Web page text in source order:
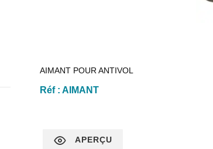
APERÇU
AIMANT POUR ANTIVOL
Réf :AIMANT